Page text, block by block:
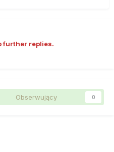
further replies.
Obserwujący 0